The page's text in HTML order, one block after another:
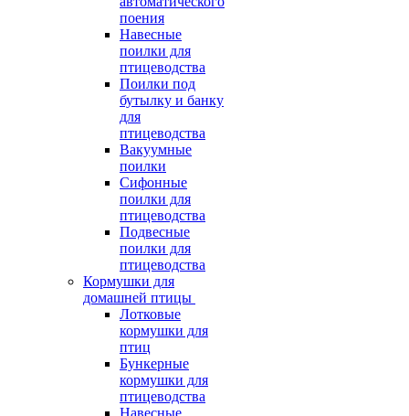
поения
Навесные
поилки для
птицеводства
Поилки под
бутылку и банку
для
птицеводства
Вакуумные
поилки
Сифонные
поилки для
птицеводства
Подвесные
поилки для
птицеводства
Кормушки для
домашней птицы
Лотковые
кормушки для
птиц
Бункерные
кормушки для
птицеводства
Навесные